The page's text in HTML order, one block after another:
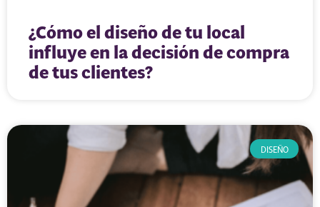
¿Cómo el diseño de tu local
influye en la decisión de compra
de tus clientes?
DISEÑO